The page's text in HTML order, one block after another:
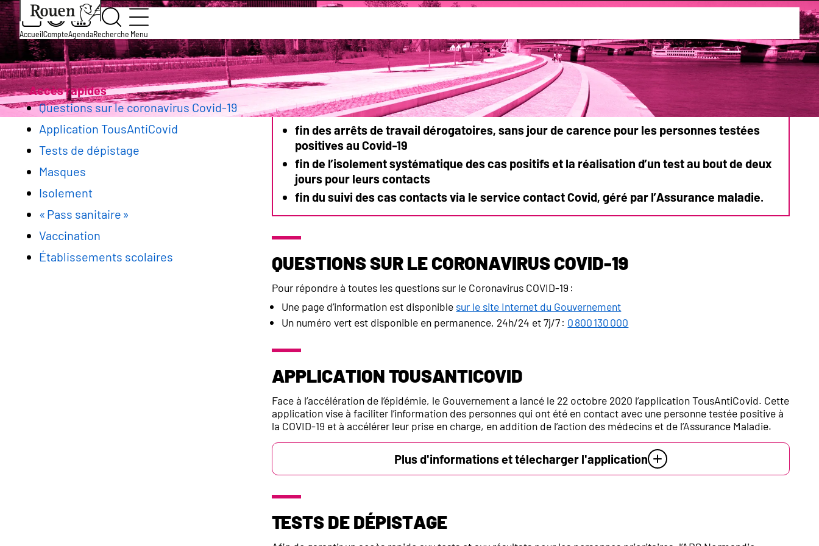
Aller
au
contenu
principal
Aller
à
la
page
d’accueil
Slide
1
of
1
AccueilCompteAgendaRecherche Menu
Fil
d'Ariane
Accueil Services et démarches
Informations coronavirus Covid-19
Accès rapides
Questions sur le coronavirus Covid-19
Application TousAntiCovid
Tests de dépistage
Masques
Isolement
« Pass sanitaire »
Vaccination
Établissements scolaires
Mise à jour : Lundi 6 février 2023
fin des arrêts de travail dérogatoires, sans jour de carence pour les personnes testées
positives au Covid-19
fin de l’isolement systématique des cas positifset la réalisation d’un test au bout de deux
jours pour leurs contacts
fin du suivi des cas contactsvia le service contact Covid, géré par l’Assurance maladie.
Questions sur le coronavirus Covid-19
Pour répondre à toutes les questions sur le Coronavirus COVID-19 :
Une page d’information est disponible sur le site Internet du Gouvernement
Un numéro vert est disponible en permanence, 24h/24 et 7j/7 : 0 800 130 000
Application TousAntiCovid
Face à l’accélération de l’épidémie, le Gouvernement a lancé le 22 octobre 2020 l’application TousAntiCovid. Cette
application vise à faciliter l’information des personnes qui ont été en contact avec une personne testée positive à
la COVID-19 et à accélérer leur prise en charge, en addition de l’action des médecins et de l’Assurance Maladie.
Plus d'informations et télecharger l'application
Tests de dépistage